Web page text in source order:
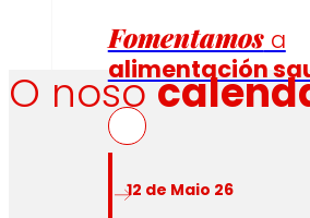
Fomentamosa
alimentación
O noso
12 de Maio 26